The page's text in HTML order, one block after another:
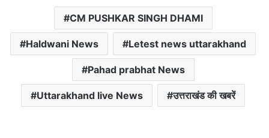
CM PUSHKAR SINGH DHAMI
Haldwani News Letest news uttarakhand
Pahad prabhat News
Uttarakhand live News उत्तराखंड की खबरें